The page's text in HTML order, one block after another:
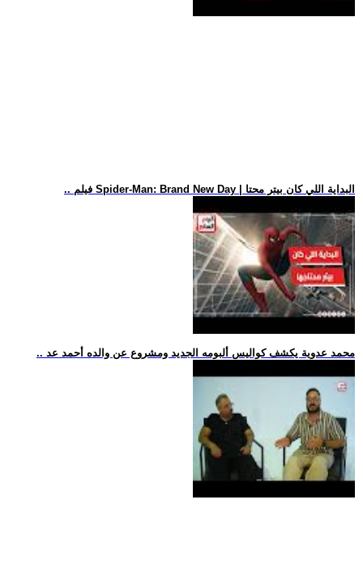
.. فيلم Spider-Man: Brand New Day | البداية اللي كان بيتر محتا
.. محمد عدوية يكشف كواليس ألبومه الجديد ومشروع عن والده أحمد عد